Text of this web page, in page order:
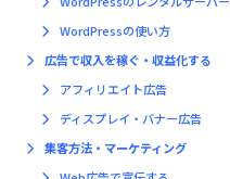
WordPressの使い方
広告で収入を稼ぐ・収益化する
アフィリエイト広告
ディスプレイ・バナー広告
集客方法・マーケティング